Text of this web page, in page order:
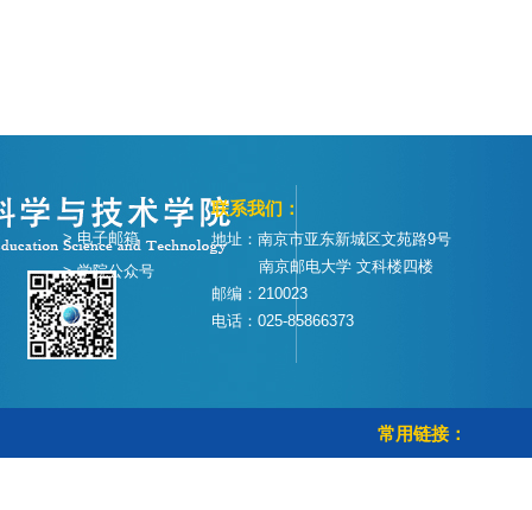
联系我们：
地址：南京市亚东新城区文苑路9号
南京邮电大学 文科楼四楼
邮编：210023
电话：025-85866373
> 电子邮箱
> 学院公众号
常用链接：